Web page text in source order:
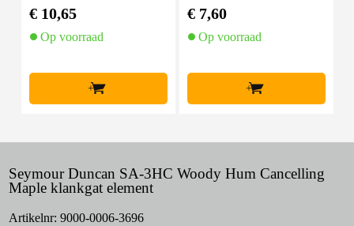
€ 10,65
Op voorraad
+
€ 7,60
Op voorraad
+
Seymour Duncan SA-3HC Woody Hum Cancelling
Maple klankgat element
Artikelnr: 9000-0006-3696